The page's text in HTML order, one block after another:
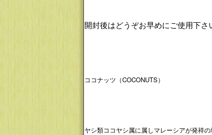
開封後はどうぞお早めにご使用下さ
ココナッツ（COCONUTS）
ヤシ類ココヤシ属に属しマレーシアが発祥